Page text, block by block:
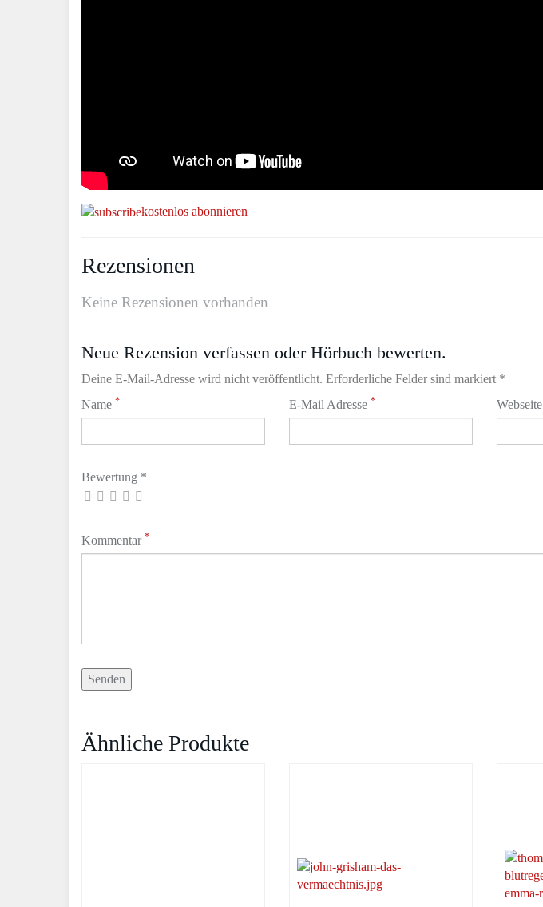
kostenlos abonnieren
Rezensionen
Keine Rezensionen vorhanden
Neue Rezension verfassen oder Hörbuch bewerten.
Deine E-Mail-Adresse wird nicht veröffentlicht. Erforderliche Felder sind markiert *
Name * E-Mail Adresse * Webseite
Bewertung *
Kommentar *
Ähnliche Produkte